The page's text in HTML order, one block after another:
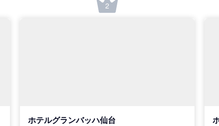
2
ホテルグランバッハ仙台